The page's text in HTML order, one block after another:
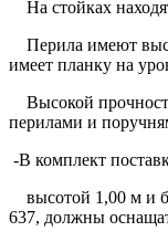
На стойках
Перила имеют
имеет планку на
Высокой
перилами и
-В комплект
высотой 1,00 м и
637, должны